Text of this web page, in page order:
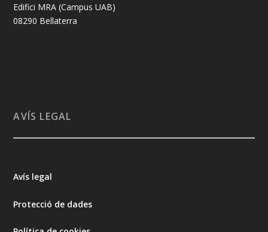
Edifici MRA (Campus UAB)
08290 Bellaterra
AVÍS LEGAL
Avís legal
Protecció de dades